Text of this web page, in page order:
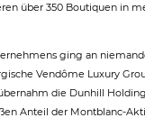
über 350 Boutiquen in
ging an
Vendôme Luxury
die Dunhill
Anteil der Montblanc-